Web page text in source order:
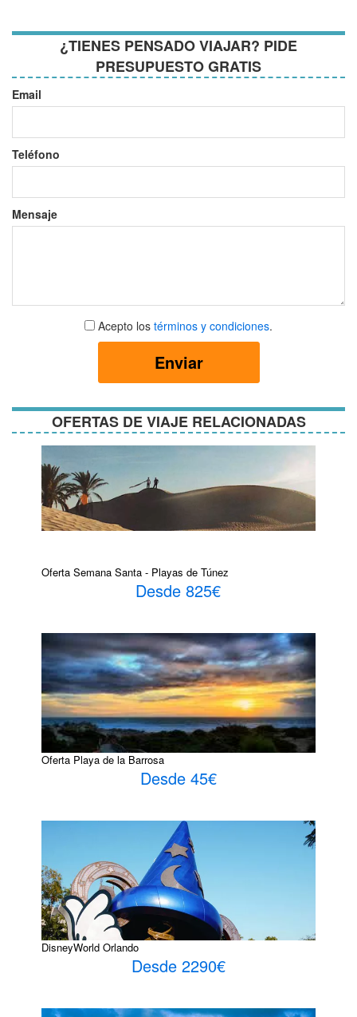
¿TIENES PENSADO VIAJAR? PIDE
PRESUPUESTO GRATIS
Email
Teléfono
Mensaje
Aceptar
términos
Acepto los términos y condiciones.
Enviar
OFERTAS DE VIAJE RELACIONADAS
Oferta Semana Santa - Playas de Túnez
Desde 825€
Oferta Playa de la Barrosa
Desde 45€
DisneyWorld Orlando
Desde 2290€